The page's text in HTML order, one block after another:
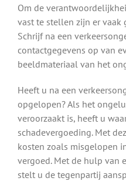
Om de
vast te stellen zijn er
Schrijf na een
contactgegevens op van
beeldmateriaal van het
Heeft u na een
opgelopen? Als het
veroorzaakt is, heeft u
schadevergoeding. Met
kosten zoals misgelopen
vergoed. Met de hulp van
stelt u de tegenpartij